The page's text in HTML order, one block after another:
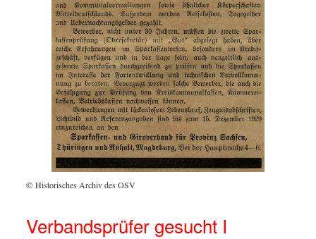
© Historisches Archiv des OSV
Verbandsprüfer gesucht I